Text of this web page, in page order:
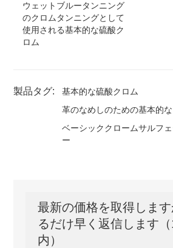
ウェットブルータンニング
のクロムタンニングとして
使用される基本的な硫酸ク
ロム
製品タグ:
基本的な硫酸クロム
革のなめしのための基本的
ベーシッククロームサルフ
ー
最新の価格を取得しま
るだけ早く返信します
内）